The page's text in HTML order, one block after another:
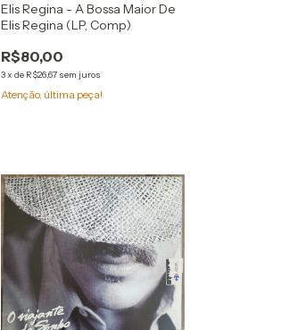
Elis Regina - A Bossa Maior De
Elis Regina (LP, Comp)
R$80,00
3x de R$26,67 sem juros
Atenção, última peça!